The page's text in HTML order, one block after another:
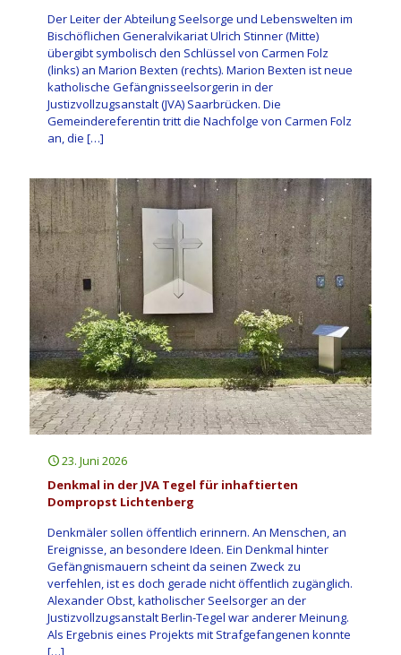
Der Leiter der Abteilung Seelsorge und Lebenswelten im
Bischöflichen Generalvikariat Ulrich Stinner (Mitte)
übergibt symbolisch den Schlüssel von Carmen Folz
(links) an Marion Bexten (rechts). Marion Bexten ist neue
katholische Gefängnisseelsorgerin in der
Justizvollzugsanstalt (JVA) Saarbrücken. Die
Gemeindereferentin tritt die Nachfolge von Carmen Folz
an, die […]
23. Juni 2026
Denkmal in der JVA Tegel für inhaftierten
Dompropst Lichtenberg
Denkmäler sollen öffentlich erinnern. An Menschen, an
Ereignisse, an besondere Ideen. Ein Denkmal hinter
Gefängnismauern scheint da seinen Zweck zu
verfehlen, ist es doch gerade nicht öffentlich zugänglich.
Alexander Obst, katholischer Seelsorger an der
Justizvollzugsanstalt Berlin-Tegel war anderer Meinung.
Als Ergebnis eines Projekts mit Strafgefangenen konnte
[…]